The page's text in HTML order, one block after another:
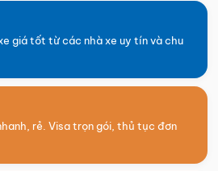
giá tốt từ các nhà xe uy tín và chu
rẻ. Visa trọn gói, thủ tục đơn